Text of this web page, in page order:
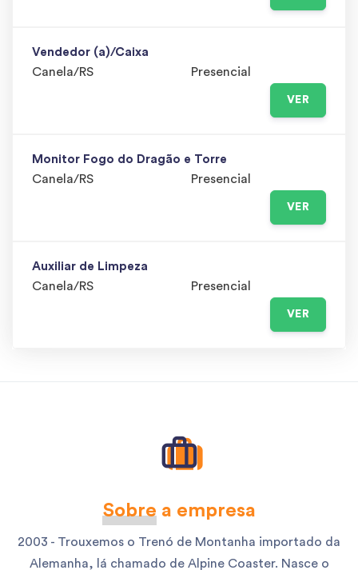
Vendedor (a)/Caixa
Canela/RS Presencial
VER
Monitor Fogo do Dragão e Torre
Canela/RS Presencial
VER
Auxiliar de Limpeza
Canela/RS Presencial
VER
Sobre a empresa
2003 - Trouxemos o Trenó de Montanha importado da
Alemanha, lá chamado de Alpine Coaster. Nasce o